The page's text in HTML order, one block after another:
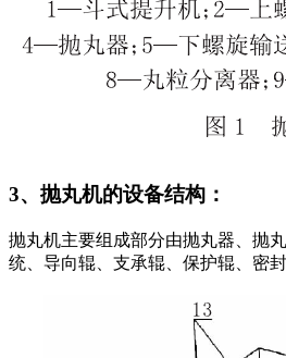
3、抛丸机的设备结构：
抛丸机主要组成部分由抛丸器、抛
统、导向辊、支承辊、保护辊、密